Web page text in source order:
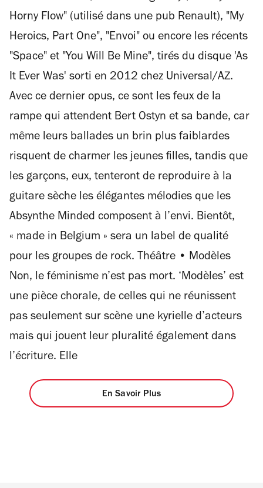
Horny Flow" (utilisé dans une pub Renault), "My
Heroics, Part One", "Envoi" ou encore les récents
"Space" et "You Will Be Mine", tirés du disque 'As
It Ever Was' sorti en 2012 chez Universal/AZ.
Avec ce dernier opus, ce sont les feux de la
rampe qui attendent Bert Ostyn et sa bande, car
même leurs ballades un brin plus faiblardes
risquent de charmer les jeunes filles, tandis que
les garçons, eux, tenteront de reproduire à la
guitare sèche les élégantes mélodies que les
Absynthe Minded composent à l’envi. Bientôt,
« made in Belgium » sera un label de qualité
pour les groupes de rock. Théâtre • Modèles
Non, le féminisme n’est pas mort. ‘Modèles’ est
une pièce chorale, de celles qui ne réunissent
pas seulement sur scène une kyrielle d’acteurs
mais qui jouent leur pluralité également dans
l’écriture. Elle
En Savoir Plus